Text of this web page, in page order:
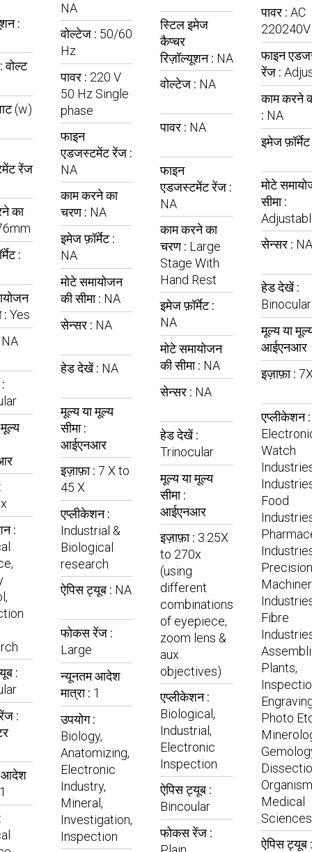
:
वोल्ट
(w)
रेंज
का
:
: Yes
NA
:
:
:
आदेश
NA
वोल्टेज : 50/60
Hz
पावर : 220 V
50 Hz Single
phase
फाइन
एडजस्टमेंट रेंज :
NA
काम करने का
चरण : NA
इमेज फ़ॉर्मेट :
NA
मोटे समायोजन
की सीमा : NA
सेन्सर : NA
हेड देखें : NA
मूल्य या मूल्य
सीमा :
आईएनआर
इज़ाफ़ा : 7 X to
45 X
एप्लीकेशन :
Industrial &
Biological
research
ऐपिस ट्यूब : NA
फोकस रेंज :
Large
न्यूनतम आदेश
मात्रा : 1
उपयोग :
Biology,
Anatomizing,
Electronic
Industry,
Mineral,
Investigation,
Inspection
स्टिल इमेज
कैप्चर
रिज़ॉल्यूशन : NA
वोल्टेज : NA
पावर : NA
फाइन
एडजस्टमेंट रेंज :
NA
काम करने का
चरण : Large
Stage With
Hand Rest
इमेज फ़ॉर्मेट :
NA
मोटे समायोजन
की सीमा : NA
सेन्सर : NA
हेड देखें :
Trinocular
मूल्य या मूल्य
सीमा :
आईएनआर
इज़ाफ़ा : 3.25X
to 270x
(using
different
combinations
of eyepiece,
zoom lens &
aux.
objectives)
एप्लीकेशन :
Biological,
Industrial,
Electronic
Inspection
ऐपिस ट्यूब :
Bincoular
फोकस रेंज :
पावर : AC
220240V
फाइन
रेंज :
काम करने
: NA
इमेज
मोटे
सीमा :
सेन्सर : NA
हेड देखें :
Binocular
मूल्य या
आईएनआर
इज़ाफ़ा :
एप्लीकेशन :
Watch
Food
Precision
Fibre
Plants,
Photo
Medical
ऐपिस ट्यूब :